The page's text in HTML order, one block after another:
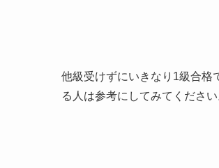
他級受けずにいきなり1級合格
る人は参考にしてみてください